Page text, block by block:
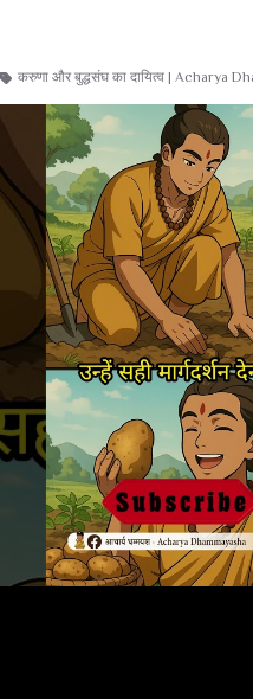
करुणा और बुद्धसंघ का दायित्व | Acharya